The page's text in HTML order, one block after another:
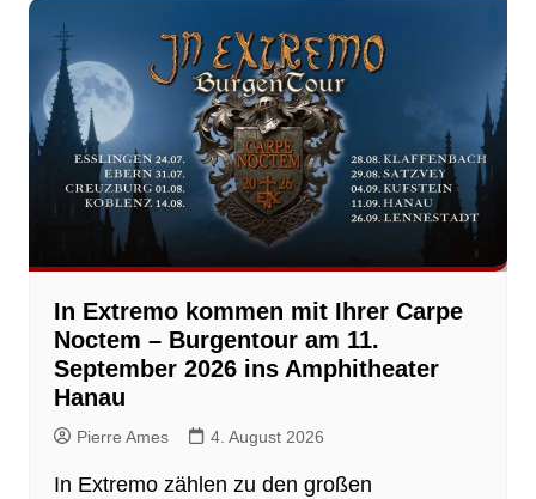
In Extremo kommen mit Ihrer Carpe
Noctem – Burgentour am 11.
September 2026 ins Amphitheater
Hanau
Pierre Ames 4. August 2026
In Extremo zählen zu den großen